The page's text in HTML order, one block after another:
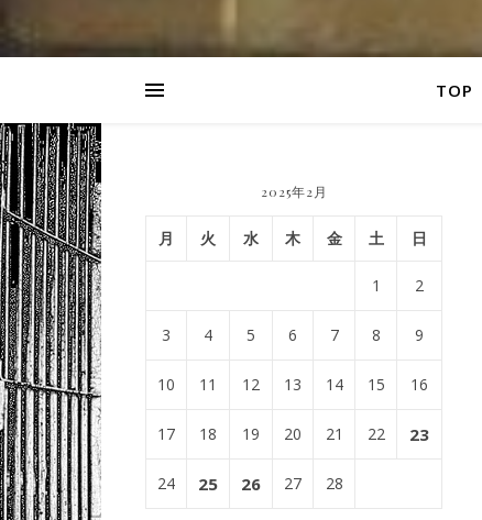
TOP
2025年2月
月 火 水 木 金 土 日
1 2
3 4 5 6 7 8 9
10 11 12 13 14 15 16
17 18 19 20 21 22 23
24 25 26 27 28